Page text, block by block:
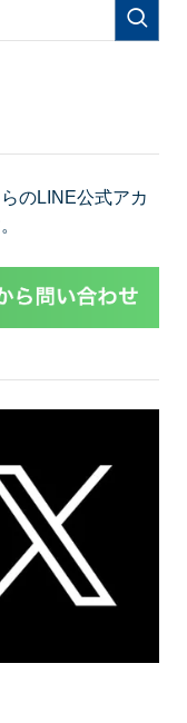
のLINE公式アカ